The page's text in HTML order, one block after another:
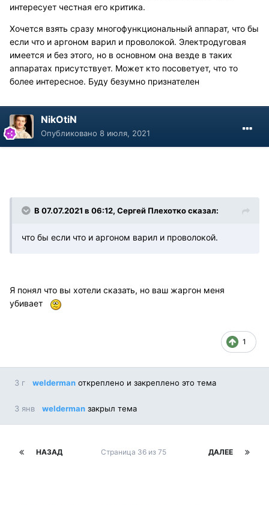
интересует честная его критика.
Хочется взять сразу многофункциональный аппарат, что бы
если что и аргоном варил и проволокой. Электродуговая
имеется и без этого, но в основном она везде в таких
аппаратах присутствует. Может кто посоветует, что то
более интересное. Буду безумно признателен
NikOtiN
Опубликовано 8 июля, 2021
В 07.07.2021 в 06:12, Сергей Плехотко сказал:
что бы если что и аргоном варил и проволокой.
Я понял что вы хотели сказать, но ваш жаргон меня
убивает
1
3 г welderman откреплено и закреплено это тема
3 янв welderman закрыл тема
НАЗАД ДАЛЕЕ
Страница 36 из 75